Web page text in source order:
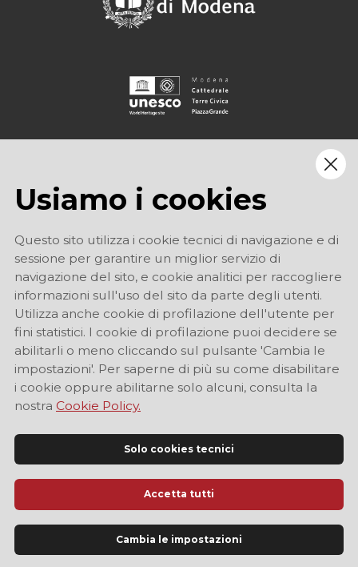
Sito Ufficiale di Informazione Turistica di Modena
Usiamo i cookies
Questo sito utilizza i cookie tecnici di navigazione e di
sessione per garantire un miglior servizio di
navigazione del sito, e cookie analitici per raccogliere
informazioni sull'uso del sito da parte degli utenti.
Utilizza anche cookie di profilazione dell'utente per
fini statistici. I cookie di profilazione puoi decidere se
abilitarli o meno cliccando sul pulsante 'Cambia le
impostazioni'. Per saperne di più su come disabilitare
i cookie oppure abilitarne solo alcuni, consulta la
nostra Cookie Policy.
Solo cookies tecnici
Accetta tutti
Cambia le impostazioni